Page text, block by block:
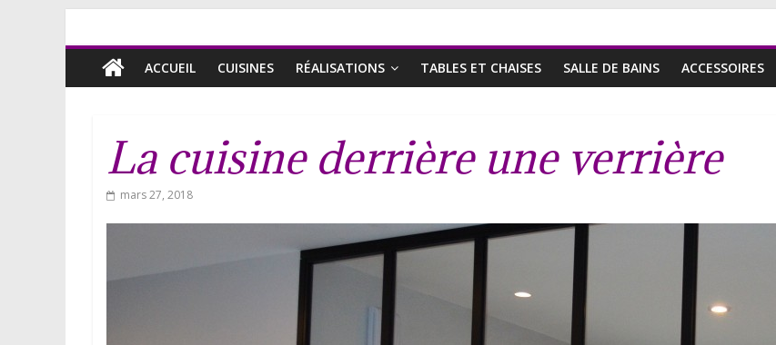
ACCUEIL CUISINES RÉALISATIONS TABLES ET CHAISES SALLE DE BAINS ACCESSOIRES
La cuisine derrière une verrière
mars 27, 2018